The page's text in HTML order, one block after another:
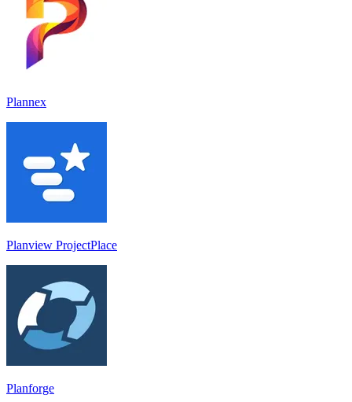
Plannex
Planview ProjectPlace
Planforge